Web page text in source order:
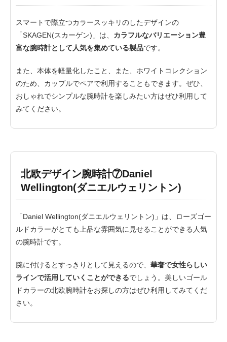
スマートで際立つカラースッキリのしたデザインの
「SKAGEN(スカーゲン)」は、 カラフルなバリエーション豊
富な腕時計として人気を集めている製品です。
また、本体を軽量化したこと、また、ホワイトコレクション
のため、カップルでペアで利用することもできます。ぜひ、
おしゃれでシンプルな腕時計を楽しみたい方はぜひ利用して
みてください。
北欧デザイン腕時計⑦Daniel
Wellington(ダニエルウェリントン)
「Daniel Wellington(ダニエルウェリントン)」は、ローズゴー
ルドカラーがとても上品な雰囲気に見せることができる人気
の腕時計です。
腕に付けるとすっきりとして見えるので、 華奢で女性らしい
ラインで活用していくことができるでしょう。美しいゴール
ドカラーの北欧腕時計をお探しの方はぜひ利用してみてくだ
さい。